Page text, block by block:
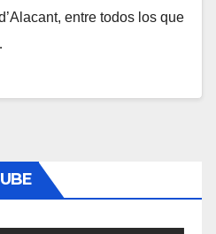
entre todos los que